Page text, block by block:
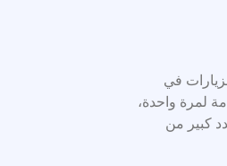
في
لمرة واحدة،
كبير من